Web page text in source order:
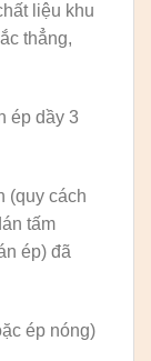
liệu khu
thẳng,
ép dầy 3
(quy cách
tấm
ép) đã
ép nóng)